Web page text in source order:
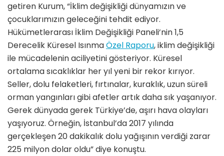
getiren Kurum, “İklim değişikliği dünyamızın ve
çocuklarımızın geleceğini tehdit ediyor.
Hükümetlerarası İklim Değişikliği Paneli’nin 1,5
Derecelik Küresel IsınmaÖzel Raporu, iklim değişikliği
ile mücadelenin aciliyetini gösteriyor. Küresel
ortalama sıcaklıklar her yıl yeni bir rekor kırıyor.
Seller, dolu felaketleri, fırtınalar, kuraklık, uzun süreli
orman yangınları gibi afetler artık daha sık yaşanıyor.
Gerek dünyada gerek Türkiye’de, aşırı hava olayları
yaşıyoruz. Örneğin, İstanbul’da 2017 yılında
gerçekleşen 20 dakikalık dolu yağışının verdiği zarar
225 milyon dolar oldu” diye konuştu.